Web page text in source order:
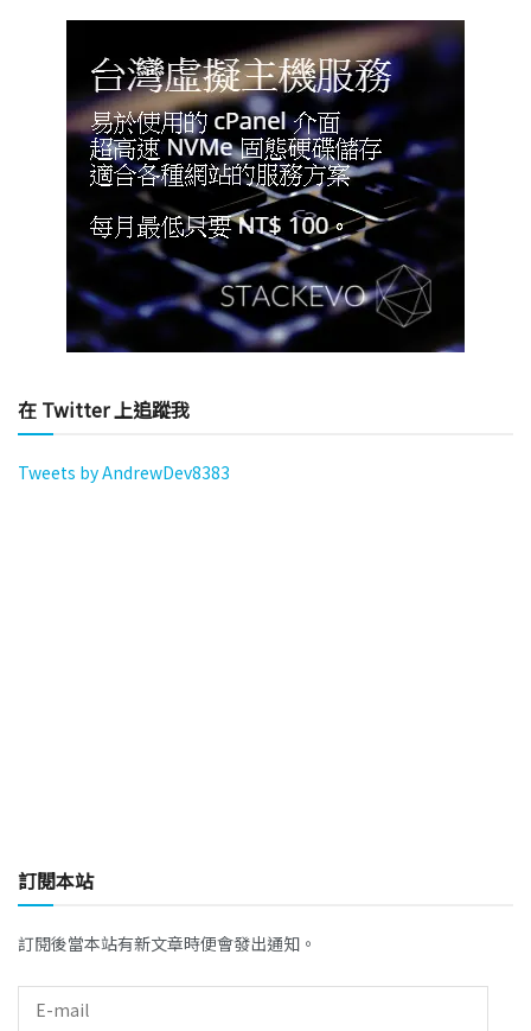
在 Twitter 上追蹤我
Tweets by AndrewDev8383
訂閱本站
訂閱後當本站有新文章時便會發出通知。